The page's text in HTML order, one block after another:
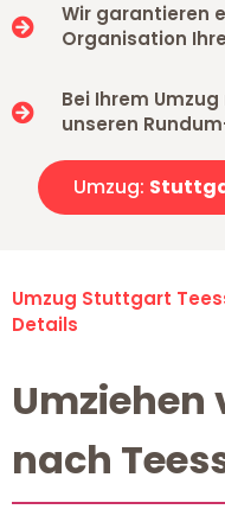
Wir garantieren
Organisation
Bei Ihrem
unseren
Umzug:
Umzug Stuttgart
Details
nach